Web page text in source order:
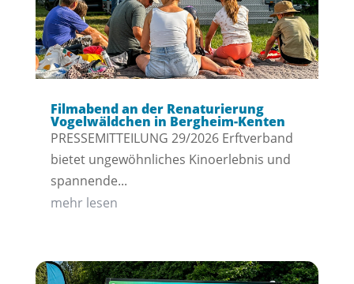
Filmabend an der Renaturierung
Vogelwäldchen in Bergheim-Kenten
PRESSEMITTEILUNG 29/2026 Erftverband
bietet ungewöhnliches Kinoerlebnis und
spannende...
mehr lesen